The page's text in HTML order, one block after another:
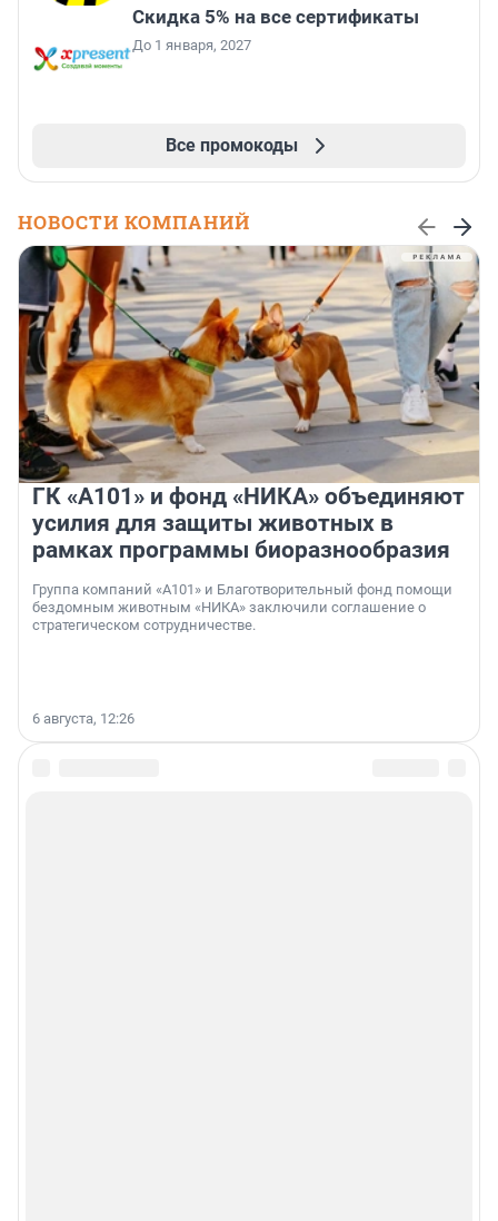
Скидка 5% на все сертификаты
До 1 января, 2027
Все промокоды
НОВОСТИ КОМПАНИЙ
ГК «А101» и фонд «НИКА» объединяют
усилия для защиты животных в
рамках программы биоразнообразия
Группа компаний «А101» и Благотворительный фонд помощи
бездомным животным «НИКА» заключили соглашение о
стратегическом сотрудничестве.
6 августа, 12:26